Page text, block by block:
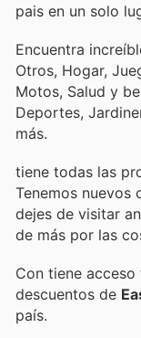
pais en un solo
Encuentra
Otros, Hogar,
Motos, Salud y
Deportes,
más.
tiene todas las
Tenemos nuevos
dejes de visitar
de más por las
Con tiene
descuentos de
país.